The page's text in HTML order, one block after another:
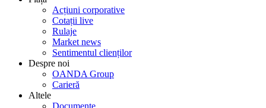
Acțiuni corporative
Cotații live
Rulaje
Market news
Sentimentul clienților
Despre noi
OANDA Group
Carieră
Altele